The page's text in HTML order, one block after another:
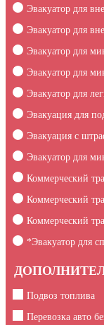
Эвакуатор для
Эвакуатор для
Эвакуатор для
Эвакуатор для
Эвакуатор для
Эвакуация для
Эвакуация c
Эвакуатор для
Коммерческий
Коммерческий
Коммерческий
*Эвакуатор для
Подвоз топлива
Перевозка авто